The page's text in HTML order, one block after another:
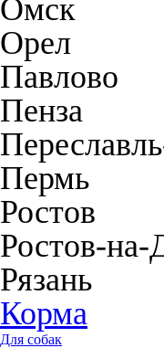
Омск
Орел
Павлово
Пенза
Пермь
Ростов
Ростов-на-
Рязань
Корма
Для собак